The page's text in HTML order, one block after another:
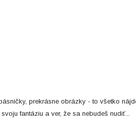
prekrásne obrázky - to všetko
fantáziu a ver, že sa nebudeš nudiť...